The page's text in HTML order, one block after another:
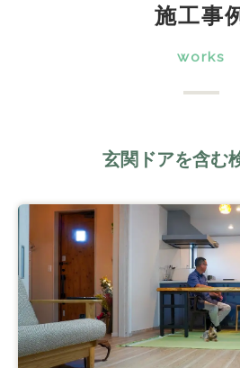
施工事
works
玄関ドアを含む